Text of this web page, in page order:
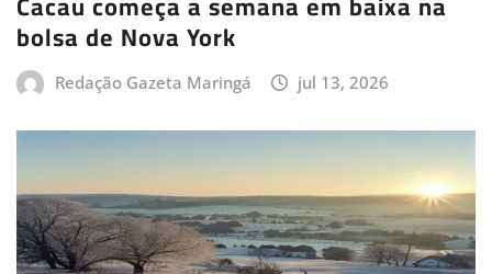
bolsa de Nova York
Redação Gazeta Maringá jul 13, 2026